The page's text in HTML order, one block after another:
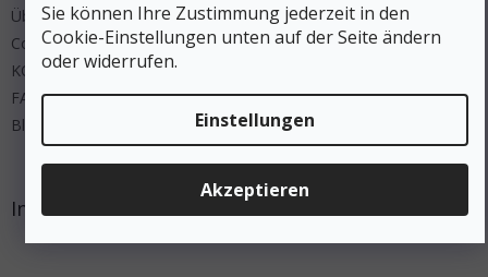
Sie können Ihre Zustimmung jederzeit in den
Cookie-Einstellungen unten auf der Seite ändern
oder widerrufen.
Einstellungen
Akzeptieren
Über uns
Cookies
KONTAKT
FAQ
Blog
Instagram